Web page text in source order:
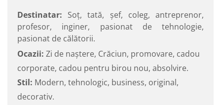
Destinatar: Soț, tată, șef, coleg, antreprenor,
profesor, inginer, pasionat de tehnologie,
pasionat de călătorii.
Ocazii: Zi de naștere, Crăciun, promovare, cadou
corporate, cadou pentru birou nou, absolvire.
Stil: Modern, tehnologic, business, original,
decorativ.